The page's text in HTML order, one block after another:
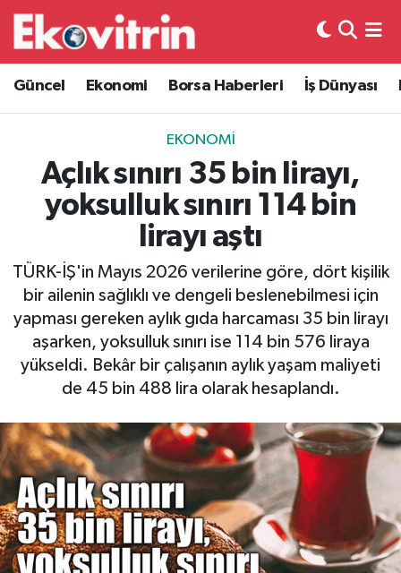
Güncel Ekonomi Borsa Haberleri İş Dünyası
EKONOMI
Açlık sınırı 35 bin lirayı,
yoksulluk sınırı 114 bin
lirayı aştı
TÜRK-İŞ'in Mayıs 2026 verilerine göre, dört kişilik
bir ailenin sağlıklı ve dengeli beslenebilmesi için
yapması gereken aylık gıda harcaması 35 bin lirayı
aşarken, yoksulluk sınırı ise 114 bin 576 liraya
yükseldi. Bekâr bir çalışanın aylık yaşam maliyeti
de 45 bin 488 lira olarak hesaplandı.
Güncel
Ekonomi
Borsa Haberleri
İş Dünyası
Otovitrin
Asayiş
Magazin
Gayrimenkul
Spor
Eğitim
Hava Durumu
Trafik Durumu
Süper Lig Puan Durumu ve Fikstür
Tüm Manşetler
Son Dakika Haberleri
Haber Arşivi